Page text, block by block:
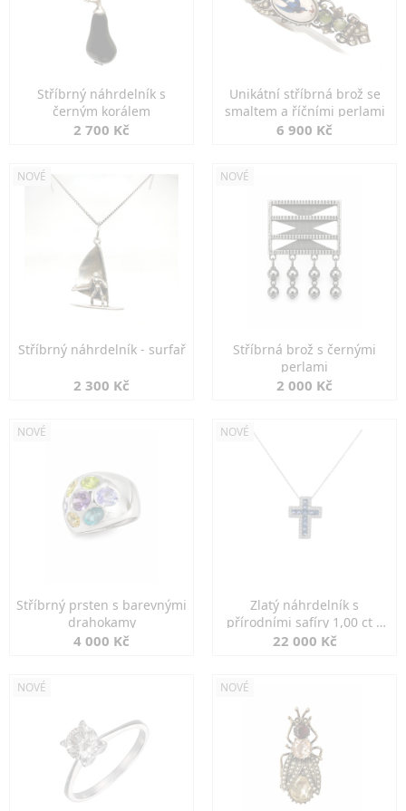
Stříbrný náhrdelník s
černým korálem
2 700 Kč
Unikátní stříbrná brož se
smaltem a říčními perlami
6 900 Kč
NOVÉ
Stříbrný náhrdelník - surfař
2 300 Kč
NOVÉ
Stříbrná brož s černými
perlami
2 000 Kč
NOVÉ
Stříbrný prsten s barevnými
drahokamy
4 000 Kč
NOVÉ
Zlatý náhrdelník s
přírodními safíry 1,00 ct a
diamanty
22 000 Kč
NOVÉ NOVÉ